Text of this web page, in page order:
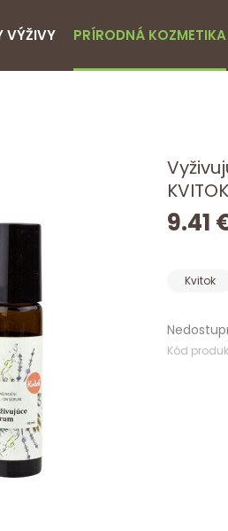
VÝŽIVY PRÍRODNÁ KOZMETIKA
9.41
Kvitok
Kód